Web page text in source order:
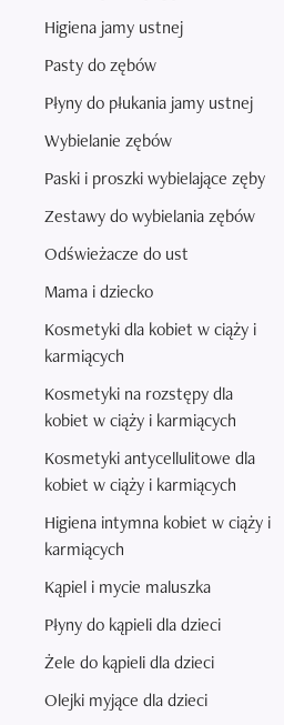
Higiena jamy ustnej
Pasty do zębów
Płyny do płukania jamy ustnej
Wybielanie zębów
Paski i proszki wybielające zęby
Zestawy do wybielania zębów
Odświeżacze do ust
Mama i dziecko
Kosmetyki dla kobiet w ciąży i
karmiących
Kosmetyki na rozstępy dla
kobiet w ciąży i karmiących
Kosmetyki antycellulitowe dla
kobiet w ciąży i karmiących
Higiena intymna kobiet w ciąży i
karmiących
Kąpiel i mycie maluszka
Płyny do kąpieli dla dzieci
Żele do kąpieli dla dzieci
Olejki myjące dla dzieci